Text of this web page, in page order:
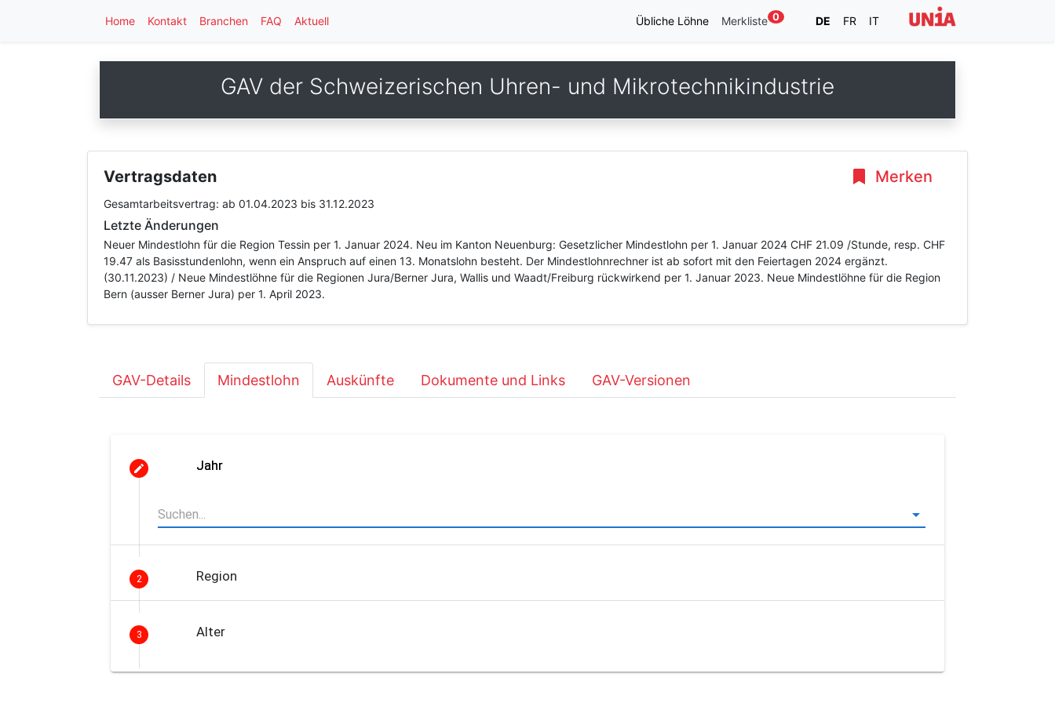
Home Kontakt Branchen FAQ Aktuell Übliche Löhne Merkliste 0 DE FR IT
GAV der Schweizerischen Uhren- und Mikrotechnikindustrie
Merken
Vertragsdaten
Gesamtarbeitsvertrag: ab 01.04.2023 bis 31.12.2023
Letzte Änderungen
Neuer Mindestlohn für die Region Tessin per 1. Januar 2024. Neu im Kanton Neuenburg: Gesetzlicher Mindestlohn per 1. Januar 2024 CHF 21.09 /Stunde, resp. CHF
19.47 als Basisstundenlohn, wenn ein Anspruch auf einen 13. Monatslohn besteht. Der Mindestlohnrechner ist ab sofort mit den Feiertagen 2024 ergänzt.
(30.11.2023) / Neue Mindestlöhne für die Regionen Jura/Berner Jura, Wallis und Waadt/Freiburg rückwirkend per 1. Januar 2023. Neue Mindestlöhne für die Region
Bern (ausser Berner Jura) per 1. April 2023.
GAV-Details Mindestlohn Auskünfte Dokumente und Links GAV-Versionen
Jahr
2 Region
3 Alter